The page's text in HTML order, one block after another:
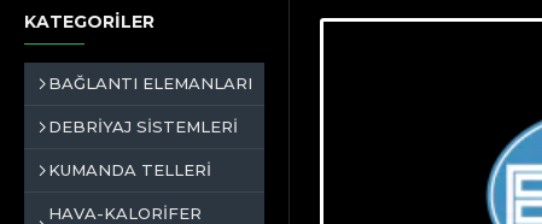
KATEGORİLER
BAĞLANTI ELEMANLARI
DEBRİYAJ SİSTEMLERİ
KUMANDA TELLERİ
HAVA-KALORİFER